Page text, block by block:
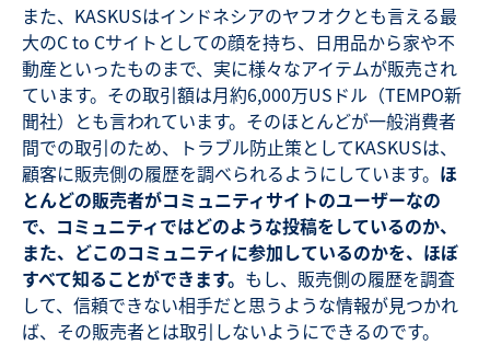
また、KASKUSはインドネシアのヤフオクとも言える最
大のC to Cサイトとしての顔を持ち、日用品から家や不
動産といったものまで、実に様々なアイテムが販売され
ています。その取引額は月約6,000万USドル（TEMPO新
聞社）とも言われています。そのほとんどが一般消費者
間での取引のため、トラブル防止策としてKASKUSは、
顧客に販売側の履歴を調べられるようにしています。 ほ
とんどの販売者がコミュニティサイトのユーザーなの
で、コミュニティではどのような投稿をしているのか、
また、どこのコミュニティに参加しているのかを、ほぼ
すべて知ることができます。 もし、販売側の履歴を調査
して、信頼できない相手だと思うような情報が見つかれ
ば、その販売者とは取引しないようにできるのです。